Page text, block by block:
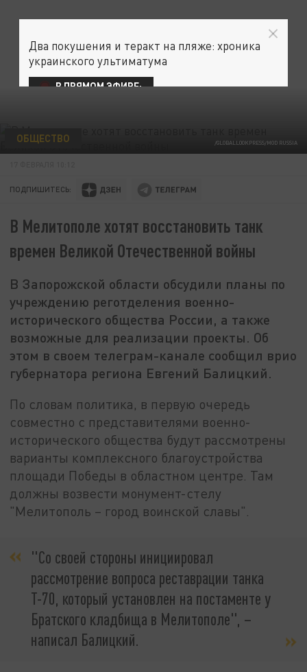
/GLOBALLOOKPRESS/MOD RUSSIA
ОБЩЕСТВО
ПОДПИШИТЕСЬ:
В Мелитополе хотят восстановить танк
времен Великой Отечественной войны
В Запорожской области обсудили планы по
учреждению реготделения военно-
исторического общества России, а также
возможные для реализации проекты. Об
этом в своем телеграм-канале сообщил врио
губернатора региона Евгений Балицкий.
По словам политика, в первую очередь
совместно с представителями военно-
исторического общества будут рассмотрены
варианты комплексного благоустройства
площади Победы в областном центре. Там
должны возвести монумент-стелу
"Мелитополь – город воинской славы".
"Со своей стороны инициировал
рассмотрение вопроса реставрации танка
Т-70, который установлен на постаменте у
Братского кладбища в Мелитополе", –
написал Балицкий.
Два покушения и теракт на пляже: хроника
украинского ультиматума
В ПРЯМОМ ЭФИРЕ: